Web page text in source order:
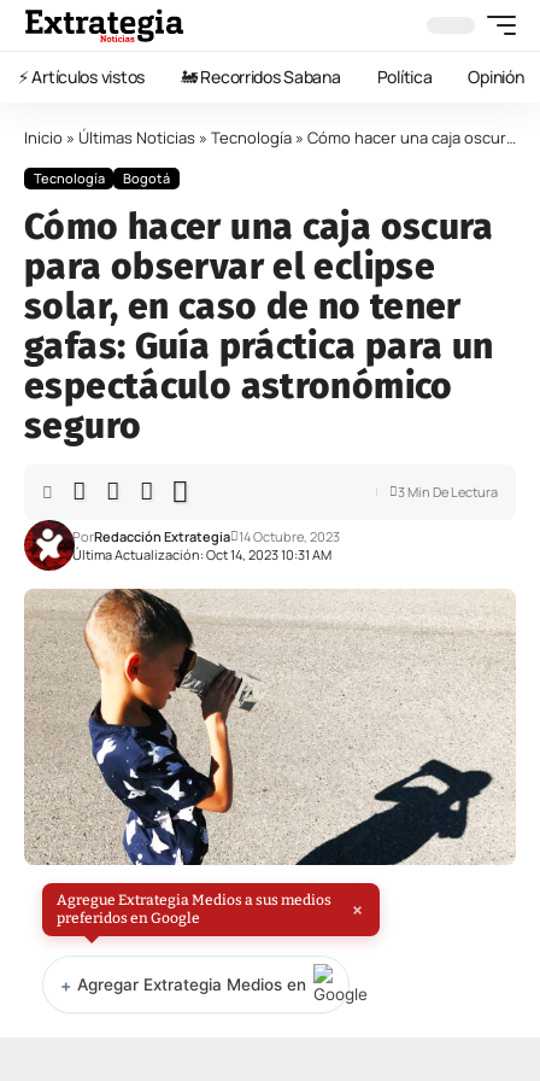
⚡️ Artículos vistos 🚂 Recorridos Sabana Política Opinión
Inicio » Últimas Noticias » Tecnología » Cómo hacer una caja oscura para observar el eclipse solar, en caso de no tener gafas: Guía práctica para un espectáculo astronómico seguro
Tecnología Bogotá
Cómo hacer una caja oscura
para observar el eclipse
solar, en caso de no tener
gafas: Guía práctica para un
espectáculo astronómico
seguro
Última Actualización: Oct 14, 2023 10:31 AM
PorRedacción Extrategia 14 Octubre, 2023
3 Min De Lectura
Agregue Extrategia Medios a sus medios
preferidos en Google
×
+ Agregar Extrategia Medios en